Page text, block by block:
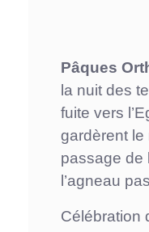
Pâques
la nuit des
fuite vers
gardèrent
passage de
l’agneau
Célébration